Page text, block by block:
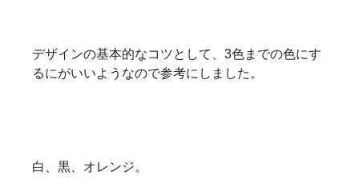
デザインの基本的なコツとして、3色までの色にす
るにがいいようなので参考にしました。
白、黒、オレンジ。